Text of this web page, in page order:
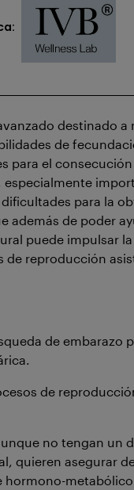
destinado a
de
para el
para la
además de poder
puede impulsar
de reproducción
de embarazo
de
no tengan un
quieren asegurar
hormono-metabólico